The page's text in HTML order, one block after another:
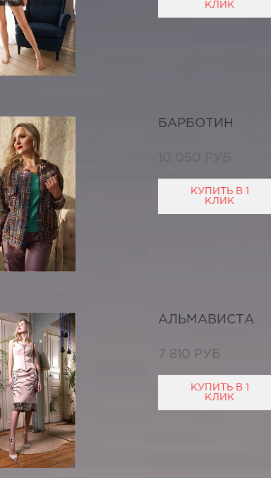
КЛИК
БАРБОТИН
10 050 РУБ
КУПИТЬ В 1
КЛИК
АЛЬМАВИСТА
7 810 РУБ
КУПИТЬ В 1
КЛИК